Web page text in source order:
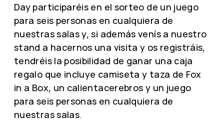
Day participaréis en el sorteo de un juego
para seis personas en cualquiera de
nuestras salas y, si además venís a nuestro
stand a hacernos una visita y os registráis,
tendréis la posibilidad de ganar una caja
regalo que incluye camiseta y taza de Fox
in a Box, un calientacerebros y un juego
para seis personas en cualquiera de
nuestras salas.